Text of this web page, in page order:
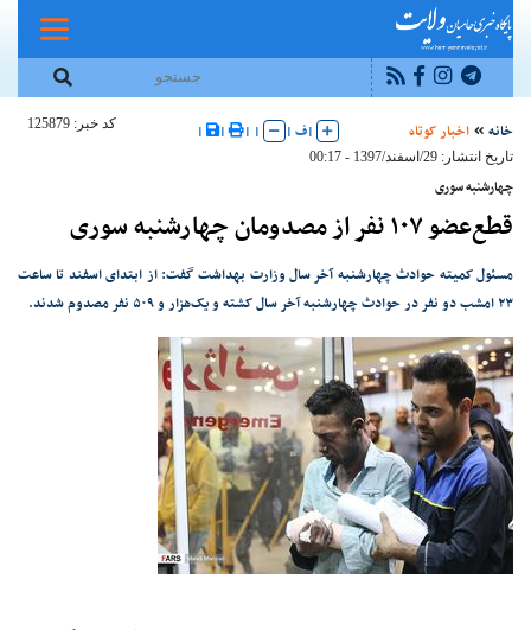
خانه اخبار کوتاه |ف |
|
|
|
|
کد خبر: 125879
تاریخ انتشار: 29/اسفند/1397 - 00:17
چهارشنبه سوری
قطع‌عضو ۱۰۷ نفر از مصدومان چهارشنبه سوری
مسئول کمیته حوادث چهارشنبه آخر سال وزارت بهداشت گفت: از ابتدای اسفند تا ساعت
۲۳ امشب دو نفر در حوادث چهارشنبه آخر سال کشته و یک‌هزار و ۵۰۹ نفر مصدوم شدند.